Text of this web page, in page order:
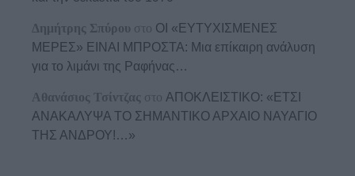
Δημήτρης Σπύρου στο ΟΙ «ΕΥΤΥΧΙΣΜΕΝΕΣ
ΜΕΡΕΣ» ΕΙΝΑΙ ΜΠΡΟΣΤΑ: Μια επίκαιρη ανάλυση
για το λιμάνι της Ραφήνας…
Αθανάσιος Τσίντζας στο ΑΠΟΚΛΕΙΣΤΙΚΟ: «ΕΤΣΙ
ΑΝΑΚΑΛΥΨΑ ΤΟ ΣΗΜΑΝΤΙΚΟ ΑΡΧΑΙΟ ΝΑΥΑΓΙΟ
ΤΗΣ ΑΝΔΡΟΥ!…»